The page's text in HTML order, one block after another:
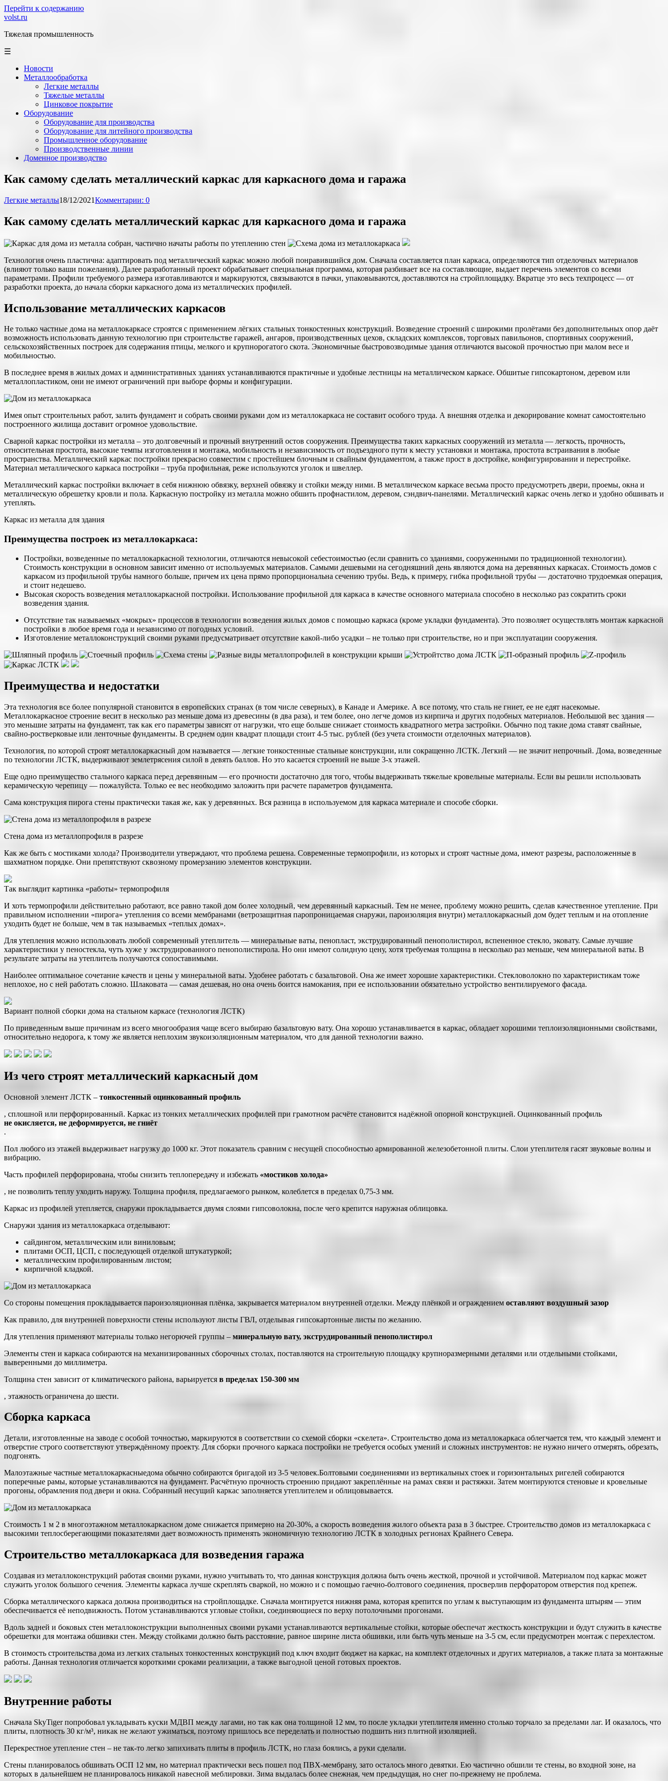
Перейти к содержанию
volst.ru
Тяжелая промышленность
☰
Новости
Металлообработка
Легкие металлы
Тяжелые металлы
Цинковое покрытие
Оборудование
Оборудование для производства
Оборудование для литейного производства
Промышленное оборудование
Производственные линии
Доменное производство
Как самому сделать металлический каркас для каркасного дома и гаража
Легкие металлы18/12/2021Комментарии: 0
Как самому сделать металлический каркас для каркасного дома и гаража
Технология очень пластична: адаптировать под металлический каркас можно любой понравившийся дом. Сначала составляется план каркаса, определяются тип отделочных материалов
(влияют только ваши пожелания). Далее разработанный проект обрабатывает специальная программа, которая разбивает все на составляющие, выдает перечень элементов со всеми
параметрами. Профили требуемого размера изготавливаются и маркируются, связываются в пачки, упаковываются, доставляются на стройплощадку. Вкратце это весь техпроцесс — от
разработки проекта, до начала сборки каркасного дома из металлических профилей.
Использование металлических каркасов
Не только частные дома на металлокаркасе строятся с применением лёгких стальных тонкостенных конструкций. Возведение строений с широкими пролётами без дополнительных опор даёт
возможность использовать данную технологию при строительстве гаражей, ангаров, производственных цехов, складских комплексов, торговых павильонов, спортивных сооружений,
сельскохозяйственных построек для содержания птицы, мелкого и крупнорогатого скота. Экономичные быстровозводимые здания отличаются высокой прочностью при малом весе и
мобильностью.
В последнее время в жилых домах и административных зданиях устанавливаются практичные и удобные лестницы на металлическом каркасе. Обшитые гипсокартоном, деревом или
металлопластиком, они не имеют ограничений при выборе формы и конфигурации.
Имея опыт строительных работ, залить фундамент и собрать своими руками дом из металлокаркаса не составит особого труда. А внешняя отделка и декорирование комнат самостоятельно
построенного жилища доставит огромное удовольствие.
Сварной каркас постройки из металла – это долговечный и прочный внутренний остов сооружения. Преимущества таких каркасных сооружений из металла — легкость, прочность,
относительная простота, высокие темпы изготовления и монтажа, мобильность и независимость от подъездного пути к месту установки и монтажа, простота встраивания в любые
пространства. Металлический каркас постройки прекрасно совместим с простейшем блочным и свайным фундаментом, а также прост в достройке, конфигурировании и перестройке.
Материал металлического каркаса постройки – труба профильная, реже используются уголок и швеллер.
Металлический каркас постройки включает в себя нижнюю обвязку, верхней обвязку и стойки между ними. В металлическом каркасе весьма просто предусмотреть двери, проемы, окна и
металлическую обрешетку кровли и пола. Каркасную постройку из металла можно обшить профнастилом, деревом, сэндвич-панелями. Металлический каркас очень легко и удобно обшивать и
утеплять.
Каркас из металла для здания
Преимущества построек из металлокаркаса:
Постройки, возведенные по металлокаркасной технологии, отличаются невысокой себестоимостью (если сравнить со зданиями, сооруженными по традиционной технологии).
Стоимость конструкции в основном зависит именно от используемых материалов. Самыми дешевыми на сегодняшний день являются дома на деревянных каркасах. Стоимость домов с
каркасом из профильной трубы намного больше, причем их цена прямо пропорциональна сечению трубы. Ведь, к примеру, гибка профильной трубы — достаточно трудоемкая операция,
и стоит недешево.
Высокая скорость возведения металлокаркасной постройки. Использование профильной для каркаса в качестве основного материала способно в несколько раз сократить сроки
возведения здания.
Отсутствие так называемых «мокрых» процессов в технологии возведения жилых домов с помощью каркаса (кроме укладки фундамента). Это позволяет осуществлять монтаж каркасной
постройки в любое время года и независимо от погодных условий.
Изготовление металлоконструкций своими руками предусматривает отсутствие какой-либо усадки – не только при строительстве, но и при эксплуатации сооружения.
Преимущества и недостатки
Эта технология все более популярной становится в европейских странах (в том числе северных), в Канаде и Америке. А все потому, что сталь не гниет, ее не едят насекомые.
Металлокаркасное строение весит в несколько раз меньше дома из древесины (в два раза), и тем более, оно легче домов из кирпича и других подобных материалов. Небольшой вес здания —
это меньшие затраты на фундамент, так как его параметры зависят от нагрузки, что еще больше снижает стоимость квадратного метра застройки. Обычно под такие дома ставят свайные,
свайно-ростверковые или ленточные фундаменты. В среднем один квадрат площади стоит 4-5 тыс. рублей (без учета стоимости отделочных материалов).
Технология, по которой строят металлокаркасный дом называется — легкие тонкостенные стальные конструкции, или сокращенно ЛСТК. Легкий — не значит непрочный. Дома, возведенные
по технологии ЛСТК, выдерживают землетрясения силой в девять баллов. Но это касается строений не выше 3-х этажей.
Еще одно преимущество стального каркаса перед деревянным — его прочности достаточно для того, чтобы выдерживать тяжелые кровельные материалы. Если вы решили использовать
керамическую черепицу — пожалуйста. Только ее вес необходимо заложить при расчете параметров фундамента.
Сама конструкция пирога стены практически такая же, как у деревянных. Вся разница в используемом для каркаса материале и способе сборки.
Стена дома из металлопрофиля в разрезе
Как же быть с мостиками холода? Производители утверждают, что проблема решена. Современные термопрофили, из которых и строят частные дома, имеют разрезы, расположенные в
шахматном порядке. Они препятствуют сквозному промерзанию элементов конструкции.
Так выглядит картинка «работы» термопрофиля
И хоть термопрофили действительно работают, все равно такой дом более холодный, чем деревянный каркасный. Тем не менее, проблему можно решить, сделав качественное утепление. При
правильном исполнении «пирога» утепления со всеми мембранами (ветрозащитная паропроницаемая снаружи, пароизоляция внутри) металлокаркасный дом будет теплым и на отопление
уходить будет не больше, чем в так называемых «теплых домах».
Для утепления можно использовать любой современный утеплитель — минеральные ваты, пенопласт, экструдированный пенополистирол, вспененное стекло, эковату. Самые лучшие
характеристики у пеностекла, чуть хуже у экструдированного пенополистирола. Но они имеют солидную цену, хотя требуемая толщина в несколько раз меньше, чем минеральной ваты. В
результате затраты на утеплитель получаются сопоставимыми.
Наиболее оптимальное сочетание качеств и цены у минеральной ваты. Удобнее работать с базальтовой. Она же имеет хорошие характеристики. Стекловолокно по характеристикам тоже
неплохое, но с ней работать сложно. Шлаковата — самая дешевая, но она очень боится намокания, при ее использовании обязательно устройство вентилируемого фасада.
Вариант полной сборки дома на стальном каркасе (технология ЛСТК)
По приведенным выше причинам из всего многообразия чаще всего выбираю базальтовую вату. Она хорошо устанавливается в каркас, обладает хорошими теплоизоляционными свойствами,
относительно недорога, к тому же является неплохим звукоизоляционным материалом, что для данной технологии важно.
Из чего строят металлический каркасный дом
Основной элемент ЛСТК – тонкостенный оцинкованный профиль
, сплошной или перфорированный. Каркас из тонких металлических профилей при грамотном расчёте становится надёжной опорной конструкцией. Оцинкованный профиль
не окисляется, не деформируется, не гниёт
.
Пол любого из этажей выдерживает нагрузку до 1000 кг. Этот показатель сравним с несущей способностью армированной железобетонной плиты. Слои утеплителя гасят звуковые волны и
вибрацию.
Часть профилей перфорирована, чтобы снизить теплопередачу и избежать «мостиков холода»
, не позволить теплу уходить наружу. Толщина профиля, предлагаемого рынком, колеблется в пределах 0,75-3 мм.
Каркас из профилей утепляется, снаружи прокладывается двумя слоями гипсоволокна, после чего крепится наружная облицовка.
Снаружи здания из металлокаркаса отделывают:
сайдингом, металлическим или виниловым;
плитами ОСП, ЦСП, с последующей отделкой штукатуркой;
металлическим профилированным листом;
кирпичной кладкой.
Со стороны помещения прокладывается пароизоляционная плёнка, закрывается материалом внутренней отделки. Между плёнкой и ограждением оставляют воздушный зазор
Как правило, для внутренней поверхности стены используют листы ГВЛ, отделывая гипсокартонные листы по желанию.
Для утепления применяют материалы только негорючей группы – минеральную вату, экструдированный пенополистирол
Элементы стен и каркаса собираются на механизированных сборочных столах, поставляются на строительную площадку крупноразмерными деталями или отдельными стойками,
выверенными до миллиметра.
Толщина стен зависит от климатического района, варьируется в пределах 150-300 мм
, этажность ограничена до шести.
Сборка каркаса
Детали, изготовленные на заводе с особой точностью, маркируются в соответствии со схемой сборки «скелета». Строительство дома из металлокаркаса облегчается тем, что каждый элемент и
отверстие строго соответствуют утверждённому проекту. Для сборки прочного каркаса постройки не требуется особых умений и сложных инструментов: не нужно ничего отмерять, обрезать,
подгонять.
Малоэтажные частные металлокаркасныедома обычно собираются бригадой из 3-5 человек.Болтовыми соединениями из вертикальных стоек и горизонтальных ригелей собираются
поперечные рамы, которые устанавливаются на фундамент. Расчётную прочность строению придают закреплённые на рамах связи и растяжки. Затем монтируются стеновые и кровельные
прогоны, обрамления под двери и окна. Собранный несущий каркас заполняется утеплителем и облицовывается.
Стоимость 1 м 2 в многоэтажном металлокаркасном доме снижается примерно на 20-30%, а скорость возведения жилого объекта раза в 3 быстрее. Строительство домов из металлокаркаса с
высокими теплосберегающими показателями дает возможность применять экономичную технологию ЛСТК в холодных регионах Крайнего Севера.
Строительство металлокаркаса для возведения гаража
Создавая из металлоконструкций работая своими руками, нужно учитывать то, что данная конструкция должна быть очень жесткой, прочной и устойчивой. Материалом под каркас может
служить уголок большого сечения. Элементы каркаса лучше скреплять сваркой, но можно и с помощью гаечно-болтового соединения, просверлив перфоратором отверстия под крепеж.
Сборка металлического каркаса должна производиться на стройплощадке. Сначала монтируется нижняя рама, которая крепится по углам к выступающим из фундамента штырям — этим
обеспечивается её неподвижность. Потом устанавливаются угловые стойки, соединяющиеся по верху потолочными прогонами.
Вдоль задней и боковых стен металлоконструкции выполненных своими руками устанавливаются вертикальные стойки, которые обеспечат жесткость конструкции и будут служить в качестве
обрешетки для монтажа обшивки стен. Между стойками должно быть расстояние, равное ширине листа обшивки, или быть чуть меньше на 3-5 см, если предусмотрен монтаж с перехлестом.
В стоимость строительства дома из легких стальных тонкостенных конструкций под ключ входит бюджет на каркас, на комплект отделочных и других материалов, а также плата за монтажные
работы. Данная технология отличается короткими сроками реализации, а также выгодной ценой готовых проектов.
Внутренние работы
Сначала SkyTiger попробовал укладывать куски МДВП между лагами, но так как она толщиной 12 мм, то после укладки утеплителя именно столько торчало за пределами лаг. И оказалось, что
плиты, плотность 30 кг/м³, никак не желают ужиматься, поэтому пришлось все переделать и полностью подшить низ плитной изоляцией.
Перекрестное утепление стен – не так-то легко запихивать плиты в профиль ЛСТК, но глаза боялись, а руки сделали.
Стены планировалось обшивать ОСП 12 мм, но материал практически весь пошел под ПВХ-мембрану, зато осталось много девятки. Ею частично обшили те стены, во входной зоне, на
которых в дальнейшем не планировалось никакой навесной меблировки. Зима выдалась более снежная, чем предыдущая, но снег по-прежнему не проблема.